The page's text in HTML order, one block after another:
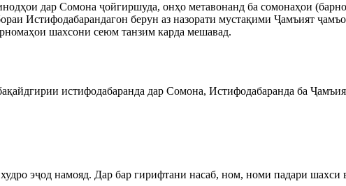
дар Сомона ҷойгиршуда, онҳо метавонанд ба сомонаҳои
Истифодабарандагон берун аз назорати мустақими Ҷамъият
шахсони сеюм танзим карда мешавад.
истифодабаранда дар Сомона, Истифодабаранда ба
эҷод намояд. Дар бар гирифтани насаб, ном, номи падари шахси